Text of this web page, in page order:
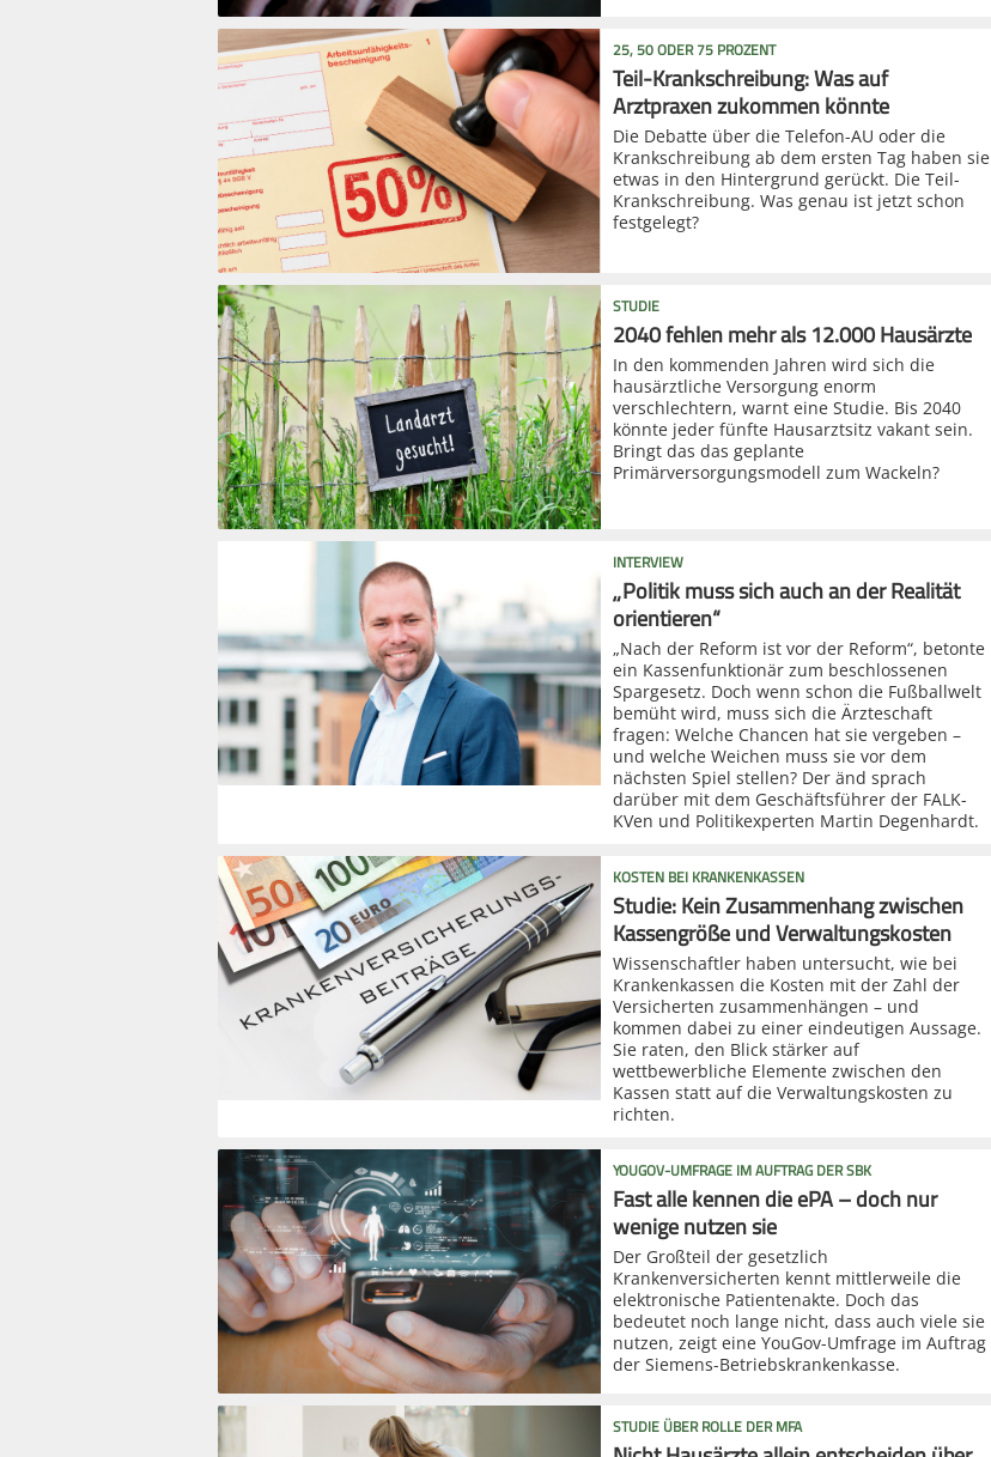
25, 50 ODER 75 PROZENT
Teil-Krankschreibung: Was auf
Arztpraxen zukommen könnte
Die Debatte über die Telefon-AU oder die
Krankschreibung ab dem ersten Tag haben sie
etwas in den Hintergrund gerückt. Die Teil-
Krankschreibung. Was genau ist jetzt schon
festgelegt?
STUDIE
2040 fehlen mehr als 12.000 Hausärzte
In den kommenden Jahren wird sich die
hausärztliche Versorgung enorm
verschlechtern, warnt eine Studie. Bis 2040
könnte jeder fünfte Hausarztsitz vakant sein.
Bringt das das geplante
Primärversorgungsmodell zum Wackeln?
INTERVIEW
„Politik muss sich auch an der Realität
orientieren“
„Nach der Reform ist vor der Reform“, betonte
ein Kassenfunktionär zum beschlossenen
Spargesetz. Doch wenn schon die Fußballwelt
bemüht wird, muss sich die Ärzteschaft
fragen: Welche Chancen hat sie vergeben –
und welche Weichen muss sie vor dem
nächsten Spiel stellen? Der änd sprach
darüber mit dem Geschäftsführer der FALK-
KVen und Politikexperten Martin Degenhardt.
KOSTEN BEI KRANKENKASSEN
Studie: Kein Zusammenhang zwischen
Kassengröße und Verwaltungskosten
Wissenschaftler haben untersucht, wie bei
Krankenkassen die Kosten mit der Zahl der
Versicherten zusammenhängen – und
kommen dabei zu einer eindeutigen Aussage.
Sie raten, den Blick stärker auf
wettbewerbliche Elemente zwischen den
Kassen statt auf die Verwaltungskosten zu
richten.
YOUGOV-UMFRAGE IM AUFTRAG DER SBK
Fast alle kennen die ePA – doch nur
wenige nutzen sie
Der Großteil der gesetzlich
Krankenversicherten kennt mittlerweile die
elektronische Patientenakte. Doch das
bedeutet noch lange nicht, dass auch viele sie
nutzen, zeigt eine YouGov-Umfrage im Auftrag
der Siemens-Betriebskrankenkasse.
STUDIE ÜBER ROLLE DER MFA